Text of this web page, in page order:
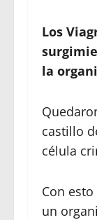
Los
la
castillo
célula
Con
un